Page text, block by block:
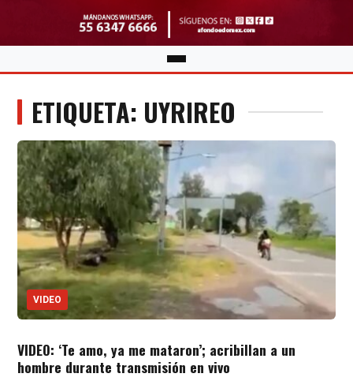
ETIQUETA: UYRIREO
VIDEO
VIDEO: ‘Te amo, ya me mataron’; acribillan a un
hombre durante transmisión en vivo